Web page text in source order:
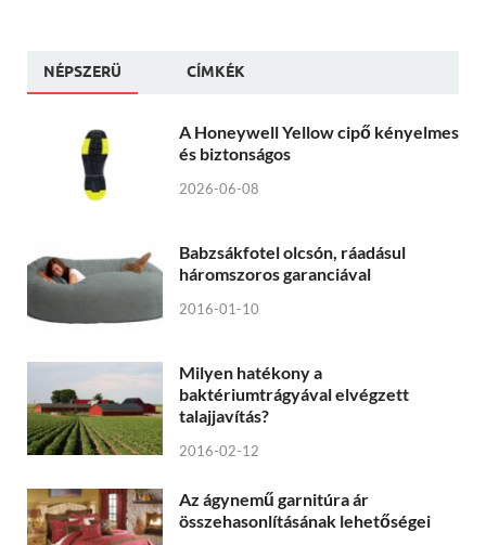
NÉPSZERÜ CÍMKÉK
A Honeywell Yellow cipő kényelmes
és biztonságos
2026-06-08
Babzsákfotel olcsón, ráadásul
háromszoros garanciával
2016-01-10
Milyen hatékony a
baktériumtrágyával elvégzett
talajjavítás?
2016-02-12
Az ágynemű garnitúra ár
összehasonlításának lehetőségei